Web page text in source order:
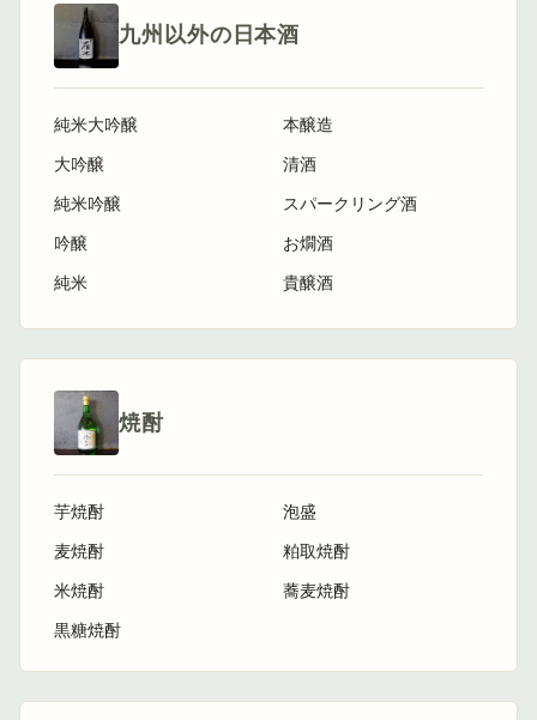
九州以外の日本酒
純米大吟醸
大吟醸
純米吟醸
吟醸
純米
本醸造
清酒
スパークリング酒
お燗酒
貴醸酒
焼酎
芋焼酎
麦焼酎
米焼酎
黒糖焼酎
泡盛
粕取焼酎
蕎麦焼酎